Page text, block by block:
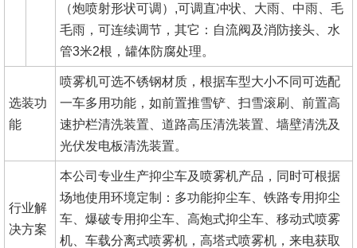
（炮喷射形状可调）,可调直冲状、大雨、中雨、毛
毛雨，可连续调节，其它：自流阀及消防接头、水
管3米2根，罐体防腐处理。
选装功
能
喷雾机可选不锈钢材质，根据车型大小不同可选配
一车多用功能，如前置推雪铲、扫雪滚刷、前置高
速护栏清洗装置、道路高压清洗装置、墙壁清洗及
光伏发电板清洗装置。
行业解
决方案
本公司专业生产抑尘车及喷雾机产品，同时可根据
场地使用环境定制：多功能抑尘车、铁路专用抑尘
车、爆破专用抑尘车、高炮式抑尘车、移动式喷雾
机、车载分离式喷雾机，高塔式喷雾机，来电获取